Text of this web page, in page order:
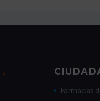
Farmacias